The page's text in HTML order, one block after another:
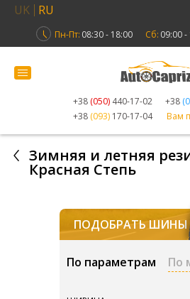
UK RU
Пн-Пт: 08:30 - 18:00 Сб: 09:00 -
+38 (050) 440-17-02 +38
+38 (093) 170-17-04 Вам
Зимняя и летняя
Красная Степь
ПОДОБРАТЬ ШИНЫ
По параметрам По